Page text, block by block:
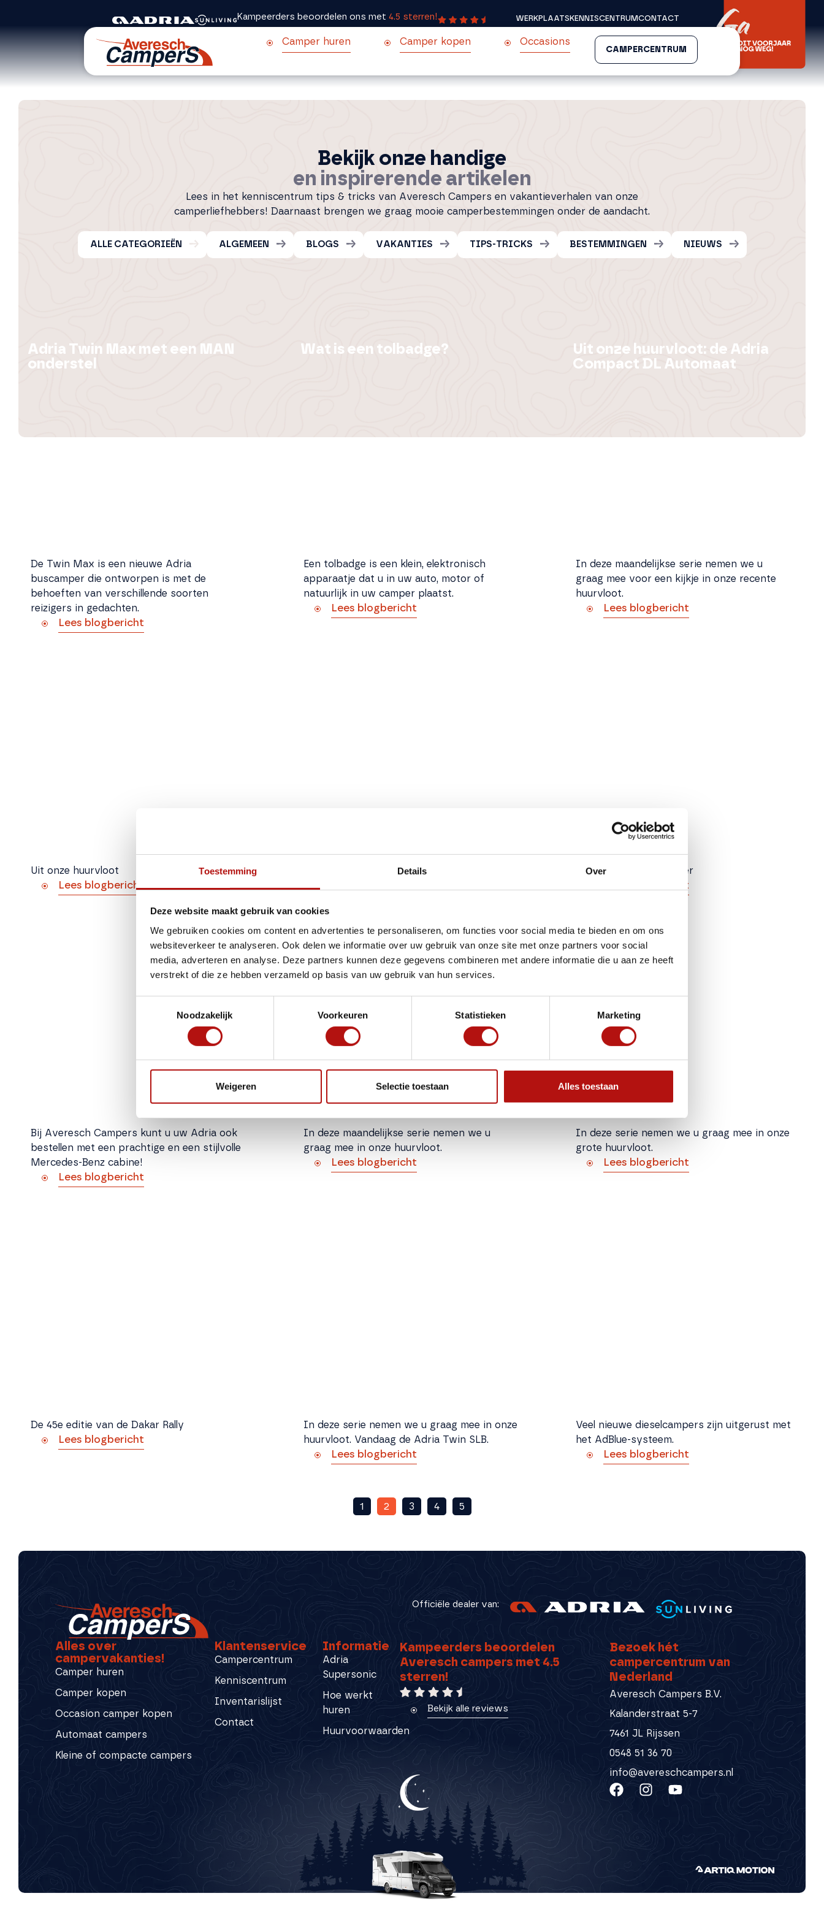
Toestemming Details Over
Deze website maakt gebruik van cookies
We gebruiken cookies om content en advertenties te personaliseren, om functies voor social media te bieden en om ons
websiteverkeer te analyseren. Ook delen we informatie over uw gebruik van onze site met onze partners voor social
media, adverteren en analyse. Deze partners kunnen deze gegevens combineren met andere informatie die u aan ze heeft
verstrekt of die ze hebben verzameld op basis van uw gebruik van hun services.
Noodzakelijk
Voorkeuren Statistieken Marketing
Weigeren Selectie toestaan Alles toestaan
Kampeerders beoordelen ons met4.5 sterren! WERKPLAATSKENNISCENTRUMCONTACT
Camper huren Camper kopen Occasions
CAMPERCENTRUM
Bekijk onze handige
en inspirerende artikelen
Lees in het kenniscentrum tips & tricks van Averesch Campers en vakantieverhalen van onze
camperliefhebbers! Daarnaast brengen we graag mooie camperbestemmingen onder de aandacht.
ALGEMEEN BLOGS VAKANTIES TIPS-TRICKS BESTEMMINGEN NIEUWS
ALLE CATEGORIEËN
Adria Twin Max met een MAN
onderstel
De Twin Max is een nieuwe Adria
buscamper die ontworpen is met de
behoeften van verschillende soorten
reizigers in gedachten.
Lees blogbericht
Wat is een tolbadge?
Een tolbadge is een klein, elektronisch
apparaatje dat u in uw auto, motor of
natuurlijk in uw camper plaatst.
Lees blogbericht
Uit onze huurvloot: de Adria
Compact DL Automaat
In deze maandelijkse serie nemen we u
graag mee voor een kijkje in onze recente
huurvloot.
Lees blogbericht
Uit onze huurvloot
Lees blogbericht
We starten vanuit Nederland Uw perfecte reispartner
Lees blogbericht
Een stijlvolle Mercedes-Benz
Bij Averesch Campers kunt u uw Adria ook
bestellen met een prachtige en een stijlvolle
Mercedes-Benz cabine!
Lees blogbericht
Vanuit onze huurvloot: de Adria
Matrix 670 SL Automaat
In deze maandelijkse serie nemen we u
graag mee in onze huurvloot.
Lees blogbericht
Sun Living S 65 SL
In deze serie nemen we u graag mee in onze
grote huurvloot.
Lees blogbericht
De 45e editie van de Dakar Rally
Lees blogbericht
In deze serie nemen we u graag mee in onze
huurvloot. Vandaag de Adria Twin SLB.
Lees blogbericht
Veel nieuwe dieselcampers zijn uitgerust met
het AdBlue-systeem.
Lees blogbericht
1 2 3 4 5
Officiële dealer van:
Alles over
campervakanties!
Camper huren
Camper kopen
Occasion camper kopen
Automaat campers
Kleine of compacte campers
Klantenservice
Campercentrum
Kenniscentrum
Inventarislijst
Contact
Informatie
Adria
Supersonic
Hoe werkt
huren
Huurvoorwaarden
Kampeerders beoordelen
Averesch campers met 4.5
sterren!
Bekijk alle reviews
Bezoek hét
campercentrum van
Nederland
Averesch Campers B.V.
Kalanderstraat 5-7
7461 JL Rijssen
0548 51 36 70
info@avereschcampers.nl